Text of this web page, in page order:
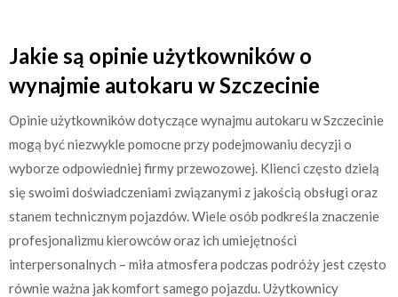
Jakie są opinie użytkowników o
wynajmie autokaru w Szczecinie
Opinie użytkowników dotyczące wynajmu autokaru w Szczecinie
mogą być niezwykle pomocne przy podejmowaniu decyzji o
wyborze odpowiedniej firmy przewozowej. Klienci często dzielą
się swoimi doświadczeniami związanymi z jakością obsługi oraz
stanem technicznym pojazdów. Wiele osób podkreśla znaczenie
profesjonalizmu kierowców oraz ich umiejętności
interpersonalnych – miła atmosfera podczas podróży jest często
równie ważna jak komfort samego pojazdu. Użytkownicy